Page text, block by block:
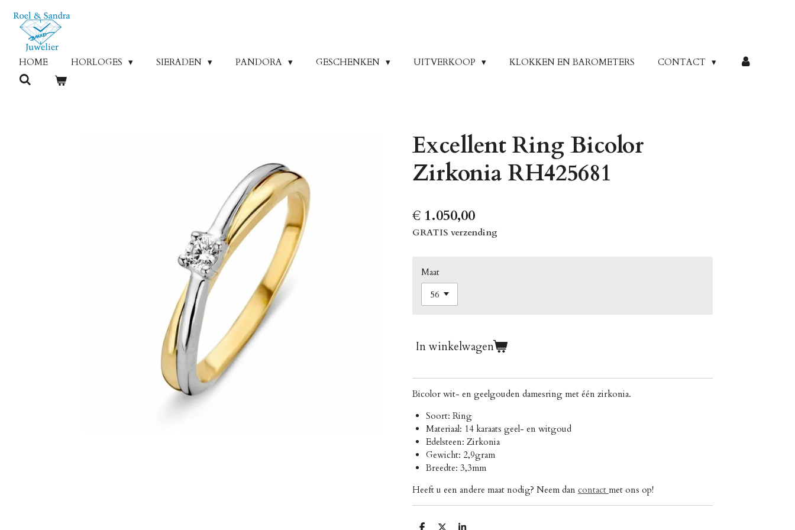
Ga
direct
hoofdinhoud
HOME HORLOGES SIERADEN PANDORA GESCHENKEN UITVERKOOP KLOKKEN EN BAROMETERS CONTACT
Excellent Ring Bicolor
Zirkonia RH425681
€ 1.050,00
GRATIS verzending
Maat
In winkelwagen
Bicolor wit- en geelgouden damesring met één zirkonia.
Soort: Ring
Materiaal: 14 karaats geel- en witgoud
Edelsteen: Zirkonia
Gewicht: 2,9gram
Breedte: 3,3mm
Heeft u een andere maat nodig? Neem dan contact met ons op!